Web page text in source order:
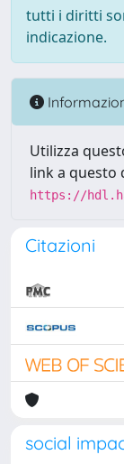
tutti i diritti
indicazione.
Utilizza
link a questo
https://
Citazioni
social